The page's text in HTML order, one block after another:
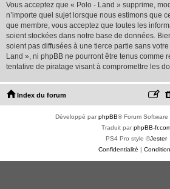
Vous acceptez que « Polo - Land » supprime,
n’importe quel sujet lorsque nous estimons que
que membre, vous acceptez que toutes les
soient stockées dans notre base de données.
soient pas diffusées à une tierce partie sans
Land », ni phpBB ne pourront être tenus comme
tentative de piratage visant à compromettre les
Index du forum
Développé parphpBB® Forum
Traduit parphpBB-
PS4 Pro style ©Jester
Confidentialité |